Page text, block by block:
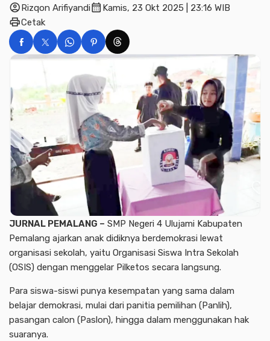
account_circleRizqon Arifiyandicalendar_month Kamis, 23 Okt 2025 | 23:16 WIB
printCetak
JURNAL PEMALANG – SMP Negeri 4 Ulujami Kabupaten
Pemalang ajarkan anak didiknya berdemokrasi lewat
organisasi sekolah, yaitu Organisasi Siswa Intra Sekolah
(OSIS) dengan menggelar Pilketos secara langsung.
Para siswa-siswi punya kesempatan yang sama dalam
belajar demokrasi, mulai dari panitia pemilihan (Panlih),
pasangan calon (Paslon), hingga dalam menggunakan hak
suaranya.